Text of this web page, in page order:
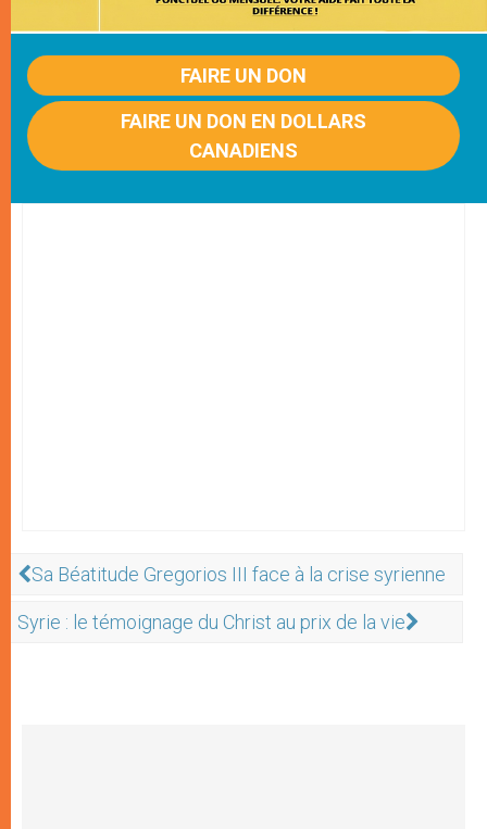
FAIRE UN DON
FAIRE UN DON EN DOLLARS
CANADIENS
Sa Béatitude Gregorios III face à la crise syrienne
Syrie : le témoignage du Christ au prix de la vie